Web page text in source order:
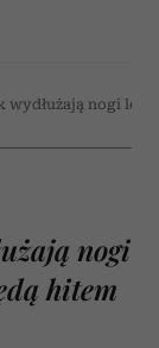
wydłużają nogi
nogi
hitem